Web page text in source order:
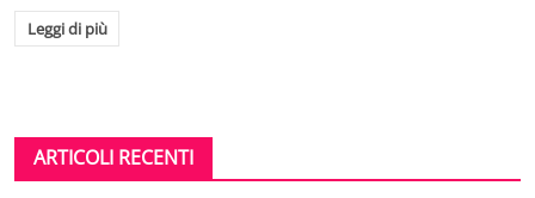
Leggi di più
ARTICOLI RECENTI